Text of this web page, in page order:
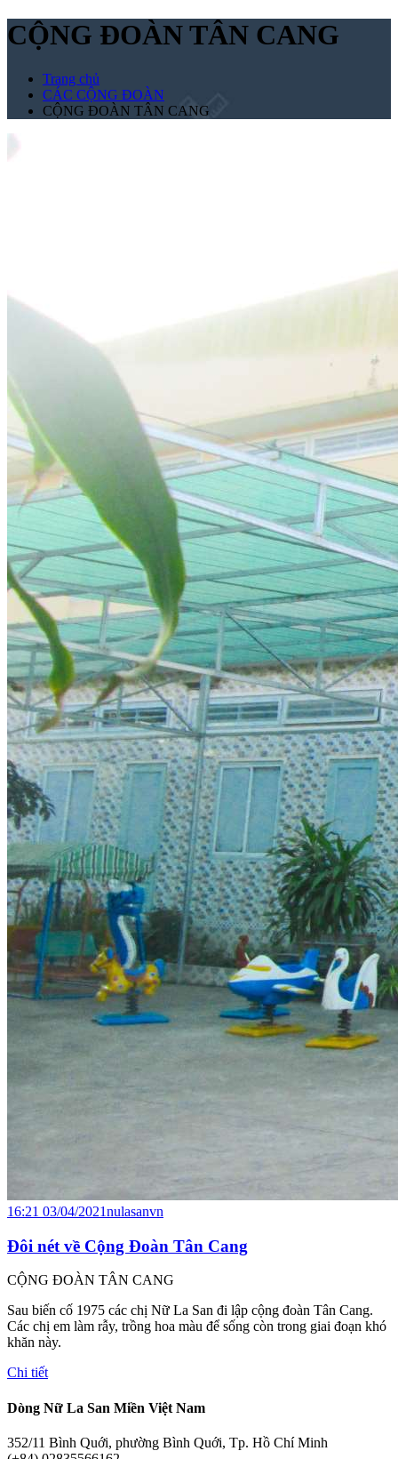
CỘNG ĐOÀN TÂN CANG
Trang chủ
CÁC CỘNG ĐOÀN
CỘNG ĐOÀN TÂN CANG
16:21 03/04/2021nulasanvn
Đôi nét về Cộng Đoàn Tân Cang
CỘNG ĐOÀN TÂN CANG
Sau biến cố 1975 các chị Nữ La San đi lập cộng đoàn Tân Cang.
Các chị em làm rẫy, trồng hoa màu để sống còn trong giai đoạn khó
khăn này.
Chi tiết
Dòng Nữ La San Miền Việt Nam
352/11 Bình Quới, phường Bình Quới, Tp. Hồ Chí Minh